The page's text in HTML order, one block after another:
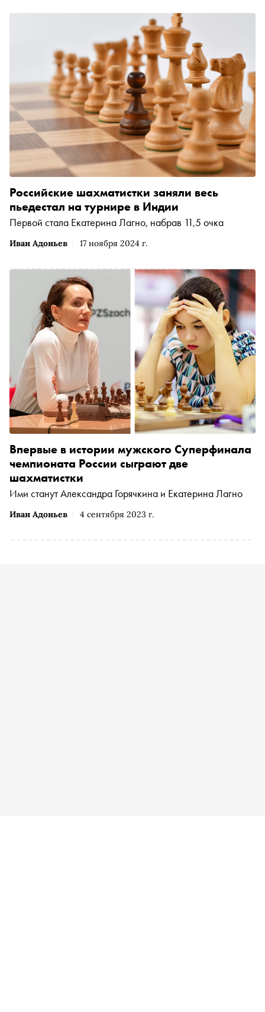
Иван Адоньев 17 ноября 2024 г.
Российские шахматистки заняли весь
пьедестал на турнире в Индии
Первой стала Екатерина Лагно, набрав 11,5 очка
Иван Адоньев 4 сентября 2023 г.
Впервые в истории мужского Суперфинала
чемпионата России сыграют две
шахматистки
Ими станут Александра Горячкина и Екатерина Лагно